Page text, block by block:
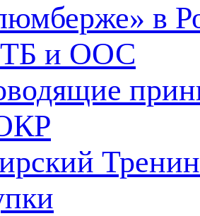
в
и ООС